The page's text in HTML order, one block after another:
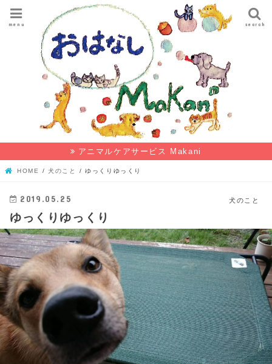
search
menu
アニマルケアサービス Makani
HOME 犬のこと ゆっくりゆっくり
犬のこと
2019.05.25
ゆっくりゆっくり